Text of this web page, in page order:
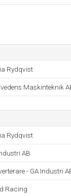
Rydqvist
Maskinteknik
Rydqvist
AB
- GA Industri
Racing